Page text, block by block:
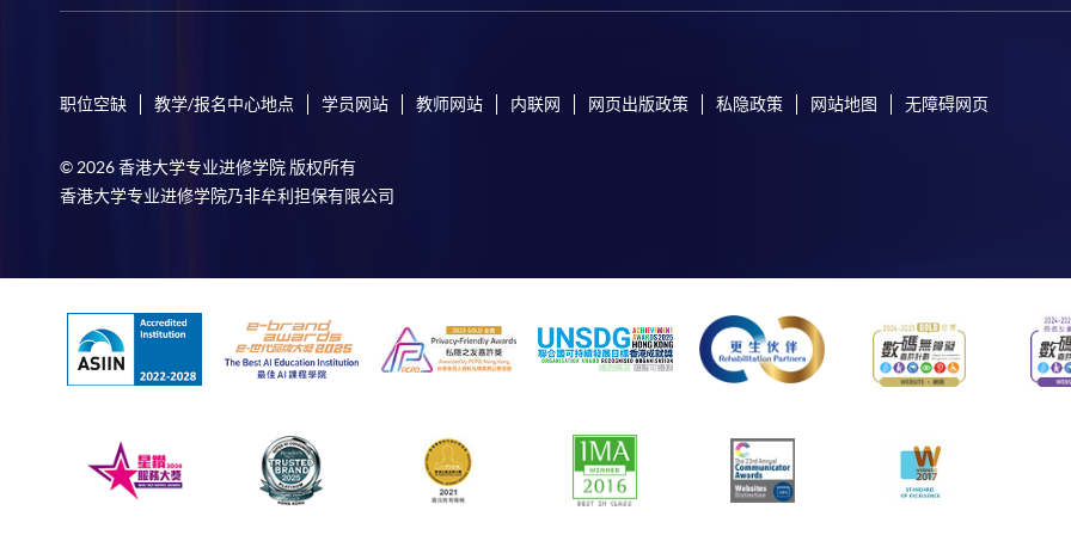
职位空缺 教学/报名中心地点 学员网站 教师网站 内联网 网页出版政策 私隐政策 网站地图 无障碍网页
© 2026 香港大学专业进修学院 版权所有
香港大学专业进修学院乃非牟利担保有限公司